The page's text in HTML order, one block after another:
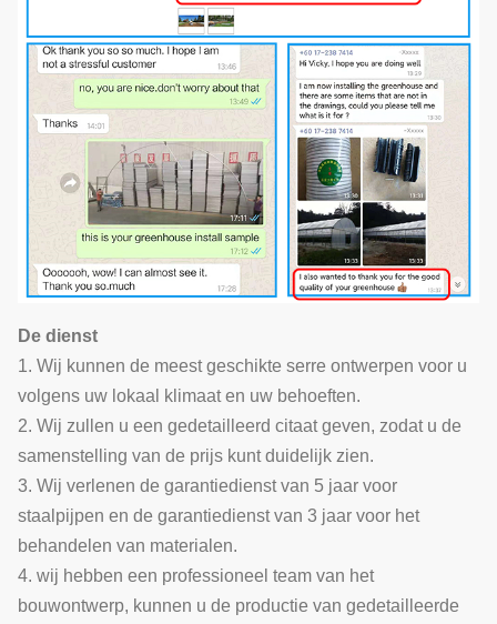
De dienst
1. Wij kunnen de meest geschikte serre ontwerpen voor u
volgens uw lokaal klimaat en uw behoeften.
2. Wij zullen u een gedetailleerd citaat geven, zodat u de
samenstelling van de prijs kunt duidelijk zien.
3. Wij verlenen de garantiedienst van 5 jaar voor
staalpijpen en de garantiedienst van 3 jaar voor het
behandelen van materialen.
4. wij hebben een professioneel team van het
bouwontwerp, kunnen u de productie van gedetailleerde